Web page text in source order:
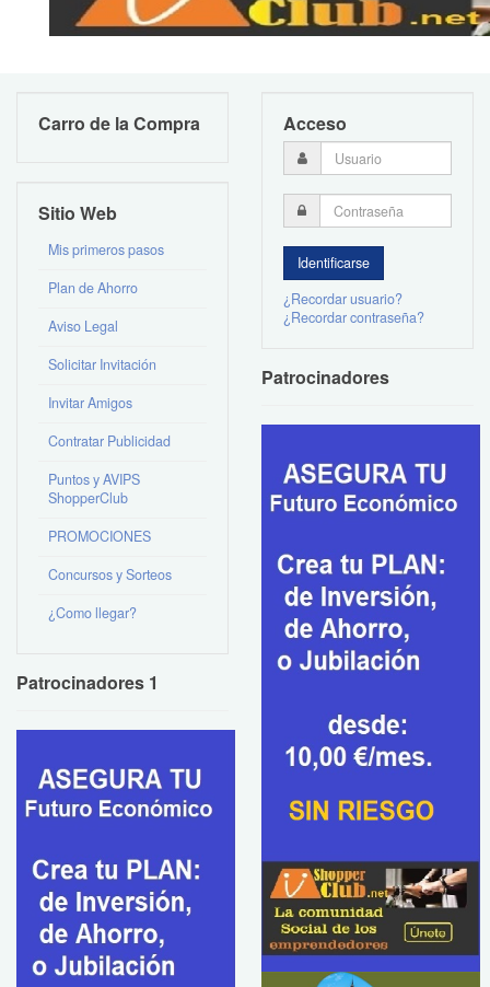
Carro de la Compra
Sitio Web
Mis primeros pasos
Plan de Ahorro
Aviso Legal
Solicitar Invitación
Invitar Amigos
Contratar Publicidad
Puntos y AVIPS
ShopperClub
PROMOCIONES
Concursos y Sorteos
¿Como llegar?
Patrocinadores 1
Acceso
¿Recordar usuario?
¿Recordar contraseña?
Patrocinadores